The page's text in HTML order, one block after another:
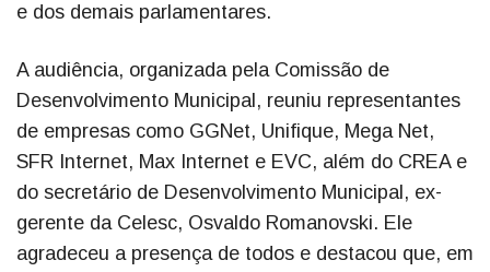
e dos demais parlamentares.
A audiência, organizada pela Comissão de
Desenvolvimento Municipal, reuniu representantes
de empresas como GGNet, Unifique, Mega Net,
SFR Internet, Max Internet e EVC, além do CREA e
do secretário de Desenvolvimento Municipal, ex-
gerente da Celesc, Osvaldo Romanovski. Ele
agradeceu a presença de todos e destacou que, em